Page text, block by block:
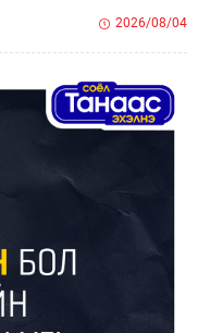
2026/08/04